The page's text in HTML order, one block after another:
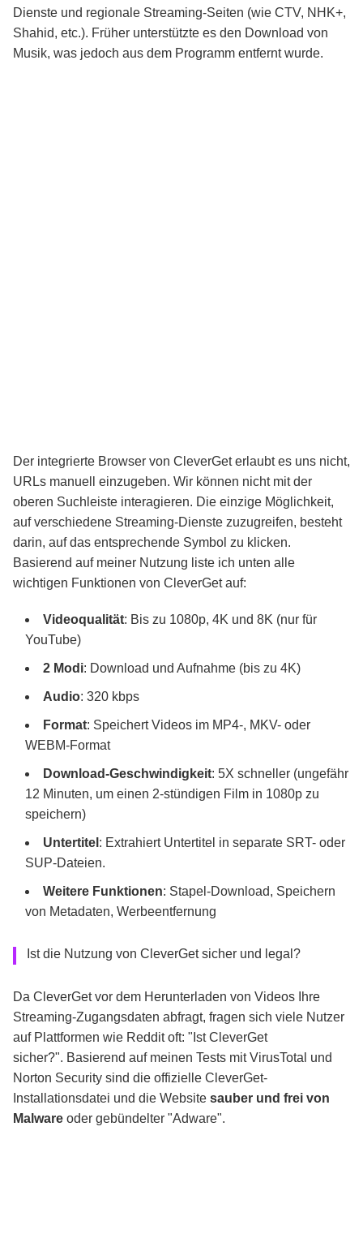
Dienste und regionale Streaming-Seiten (wie CTV, NHK+,
Shahid, etc.). Früher unterstützte es den Download von
Musik, was jedoch aus dem Programm entfernt wurde.
Der integrierte Browser von CleverGet erlaubt es uns nicht,
URLs manuell einzugeben. Wir können nicht mit der
oberen Suchleiste interagieren. Die einzige Möglichkeit,
auf verschiedene Streaming-Dienste zuzugreifen, besteht
darin, auf das entsprechende Symbol zu klicken.
Basierend auf meiner Nutzung liste ich unten alle
wichtigen Funktionen von CleverGet auf:
Videoqualität: Bis zu 1080p, 4K und 8K (nur für
YouTube)
2 Modi: Download und Aufnahme (bis zu 4K)
Audio: 320 kbps
Format: Speichert Videos im MP4-, MKV- oder
WEBM-Format
Download-Geschwindigkeit: 5X schneller (ungefähr
12 Minuten, um einen 2-stündigen Film in 1080p zu
speichern)
Untertitel : Extrahiert Untertitel in separate SRT- oder
SUP-Dateien.
Weitere Funktionen: Stapel-Download, Speichern
von Metadaten, Werbeentfernung
Ist die Nutzung von CleverGet sicher und legal?
Da CleverGet vor dem Herunterladen von Videos Ihre
Streaming-Zugangsdaten abfragt, fragen sich viele Nutzer
auf Plattformen wie Reddit oft: "Ist CleverGet
sicher?". Basierend auf meinen Tests mit VirusTotal und
Norton Security sind die offizielle CleverGet-
Installationsdatei und die Website sauber und frei von
Malware oder gebündelter "Adware".